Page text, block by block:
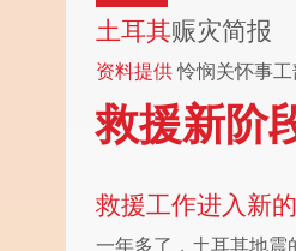
土耳其赈灾简报
资料提供怜悯关怀事工
救援新阶
救援工作进入新
一年多了，土耳其地